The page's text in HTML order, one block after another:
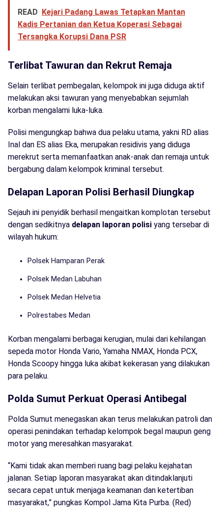
READ Kejari Padang Lawas Tetapkan Mantan
Kadis Pertanian dan Ketua Koperasi Sebagai
Tersangka Korupsi Dana PSR
Terlibat Tawuran dan Rekrut Remaja
Selain terlibat pembegalan, kelompok ini juga diduga aktif
melakukan aksi tawuran yang menyebabkan sejumlah
korban mengalami luka-luka.
Polisi mengungkap bahwa dua pelaku utama, yakni RD alias
Inal dan ES alias Eka, merupakan residivis yang diduga
merekrut serta memanfaatkan anak-anak dan remaja untuk
bergabung dalam kelompok kriminal tersebut.
Delapan Laporan Polisi Berhasil Diungkap
Sejauh ini penyidik berhasil mengaitkan komplotan tersebut
dengan sedikitnya delapan laporan polisi yang tersebar di
wilayah hukum:
Polsek Hamparan Perak
Polsek Medan Labuhan
Polsek Medan Helvetia
Polrestabes Medan
Korban mengalami berbagai kerugian, mulai dari kehilangan
sepeda motor Honda Vario, Yamaha NMAX, Honda PCX,
Honda Scoopy hingga luka akibat kekerasan yang dilakukan
para pelaku.
Polda Sumut Perkuat Operasi Antibegal
Polda Sumut menegaskan akan terus melakukan patroli dan
operasi penindakan terhadap kelompok begal maupun geng
motor yang meresahkan masyarakat.
“Kami tidak akan memberi ruang bagi pelaku kejahatan
jalanan. Setiap laporan masyarakat akan ditindaklanjuti
secara cepat untuk menjaga keamanan dan ketertiban
masyarakat,” pungkas Kompol Jama Kita Purba. (Red)